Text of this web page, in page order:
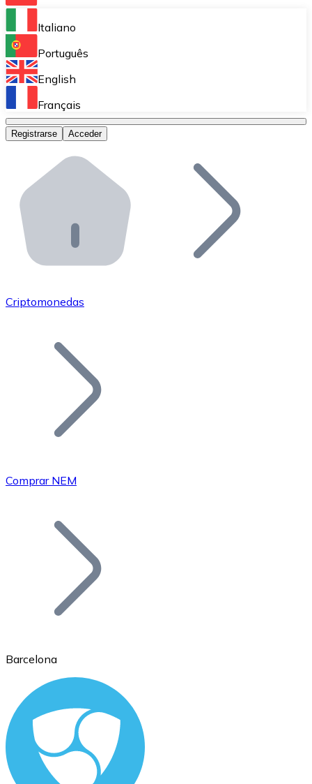
Bitnovo Ramp
Integra nuestra solución en tu plataforma.
Bitnovo Giftcards
Bitnovo OTC
Bitnovo ATM
Integra un ATM Bitnovo en tu negocio y permite que
Bitnovo API
Integra nuestra API en tu ecosistema.
Únete a nuestra red de distribuidores.
Añade tu proyecto a nuestro ecosistema.
Bitcoin
Ethereum
ETH
Italiano
Português
English
Français
Registrarse Acceder
Criptomonedas
Comprar NEM
Barcelona